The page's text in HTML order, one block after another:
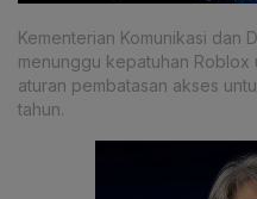
Kementerian Komunikasi dan
menunggu kepatuhan Roblox
aturan pembatasan akses
tahun.